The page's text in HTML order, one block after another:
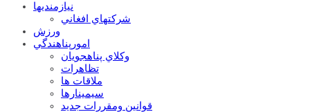
نيازمنديها
شرکتهاي افغاني
ورزش
امورپناهندگي
وکلاي پناهجويان
تظاهرات
ملاقات ها
سيمينارها
قوانين ومقررات جديد